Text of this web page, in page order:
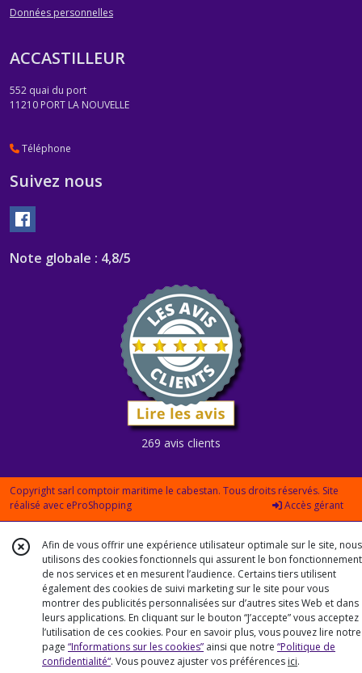
Données personnelles
ACCASTILLEUR
552 quai du port
11210 PORT LA NOUVELLE
Téléphone
Suivez nous
Note globale : 4,8/5
269 avis clients
Copyright sarl comptoir maritime le cabestan. Tous droits réservés. Site
réalisé avec eProShopping Accès gérant
Afin de vous offrir une expérience utilisateur optimale sur le site, nous
utilisons des cookies fonctionnels qui assurent le bon fonctionnement
de nos services et en mesurent l’audience. Certains tiers utilisent
également des cookies de suivi marketing sur le site pour vous
montrer des publicités personnalisées sur d’autres sites Web et dans
leurs applications. En cliquant sur le bouton “J’accepte” vous acceptez
l’utilisation de ces cookies. Pour en savoir plus, vous pouvez lire notre
page “Informations sur les cookies” ainsi que notre “Politique de
confidentialité“. Vous pouvez ajuster vos préférences ici.